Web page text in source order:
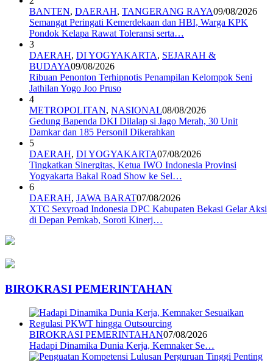
BANTEN, DAERAH, TANGERANG RAYA09/08/2026
Semangat Peringati Kemerdekaan dan HBI, Warga KPK
Pondok Kelapa Rawat Toleransi serta…
3
DAERAH, DI YOGYAKARTA, SEJARAH &
BUDAYA09/08/2026
Ribuan Penonton Terhipnotis Penampilan Kelompok Seni
Jathilan Yogo Joo Pruso
4
METROPOLITAN, NASIONAL08/08/2026
Gedung Bapenda DKI Dilalap si Jago Merah, 30 Unit
Damkar dan 185 Personil Dikerahkan
5
DAERAH, DI YOGYAKARTA07/08/2026
Tingkatkan Sinergitas, Ketua IWO Indonesia Provinsi
Yogyakarta Bakal Road Show ke Sel…
6
DAERAH, JAWA BARAT07/08/2026
XTC Sexyroad Indonesia DPC Kabupaten Bekasi Gelar Aksi
di Depan Pemkab, Soroti Kinerj…
BIROKRASI PEMERINTAHAN
BIROKRASI PEMERINTAHAN07/08/2026
Hadapi Dinamika Dunia Kerja, Kemnaker Se…